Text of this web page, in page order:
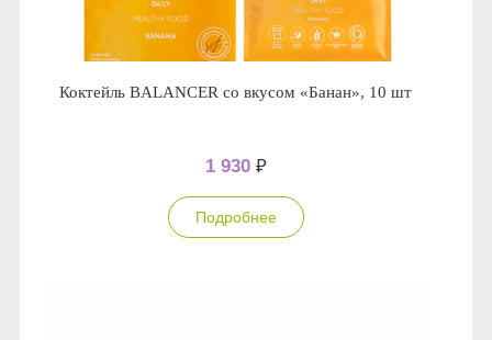
Коктейль BALANCER со вкусом «Банан», 10 шт
1 930 ₽
Подробнее